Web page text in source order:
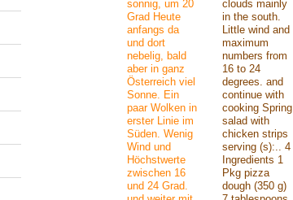
sonnig, um 20
Grad Heute
anfangs da
und dort
nebelig, bald
aber in ganz
Österreich viel
Sonne. Ein
paar Wolken in
erster Linie im
Süden. Wenig
Wind und
Höchstwerte
zwischen 16
und 24 Grad.
clouds mainly
in the south.
Little wind and
maximum
numbers from
16 to 24
degrees. and
continue with
cooking Spring
salad with
chicken strips
serving (s):.. 4
Ingredients 1
Pkg pizza
dough (350 g)